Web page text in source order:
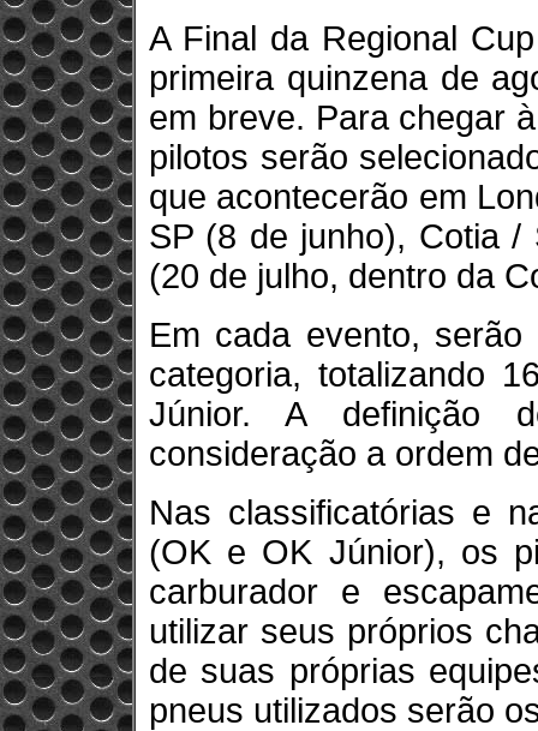
A Final da Regional
primeira quinzena de
em breve. Para chegar
pilotos serão
que acontecerão em
SP (8 de junho), Cotia
(20 de julho, dentro da
Em cada evento,
categoria, totalizando
Júnior. A definição
consideração a ordem
Nas classificatórias e
(OK e OK Júnior), os
carburador e
utilizar seus próprios
de suas próprias
pneus utilizados serão